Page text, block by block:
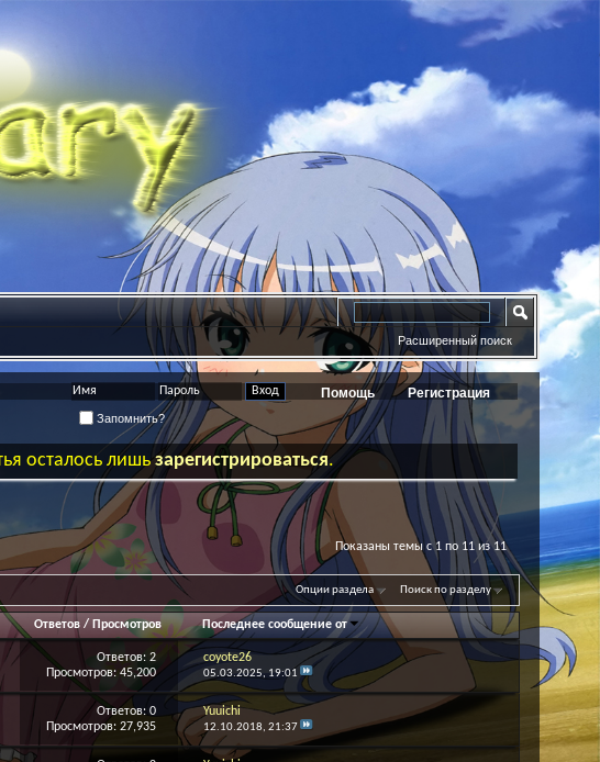
Регистрация
Помощь
Запомнить?
Расширенный поиск
осталось лишьзарегистрироваться.
Показаны темы с 1 по 11 из 11
Опции раздела Поиск по разделу
Ответов/ Просмотров Последнее сообщение от
Ответов: 2
Просмотров: 45,200
coyote26
05.03.2025, 19:01
Ответов: 0
Просмотров: 27,935
Yuuichi
12.10.2018,21:37